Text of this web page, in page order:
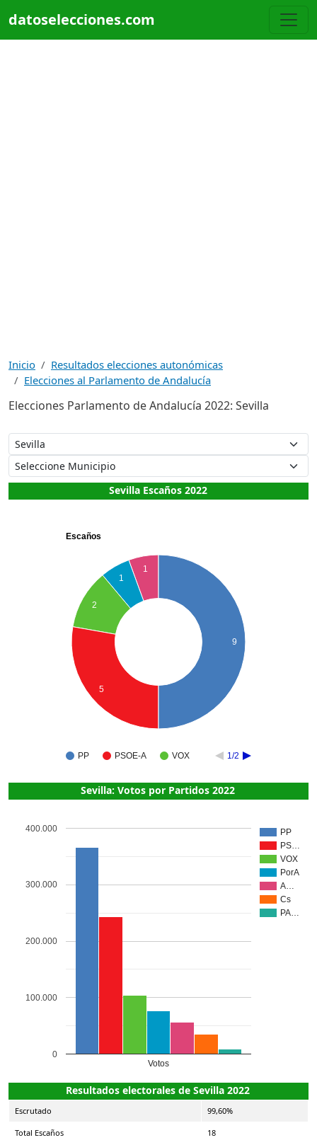
datoselecciones.com
Inicio
Resultados elecciones autonómicas
Elecciones al Parlamento de Andalucía
Elecciones Parlamento de Andalucía 2022: Sevilla
Sevilla Escaños 2022
Escaños
PP PSOE-A VOX 1/2
1
1
2
5
9
Sevilla: Votos por Partidos 2022
PP
PS…
VOX
PorA
A…
Cs
PA…
Votos
0
100.000
200.000
300.000
400.000
Resultados electorales de Sevilla 2022
Escrutado 99,60%
Total Escaños 18